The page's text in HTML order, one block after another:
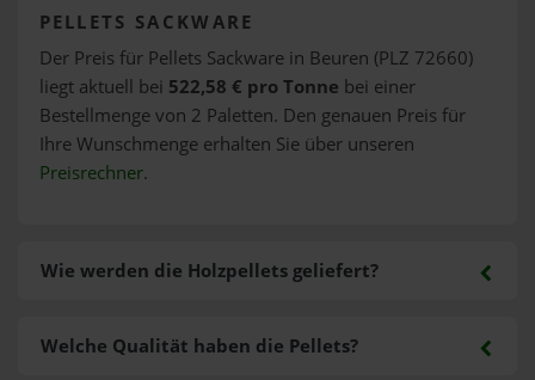
PELLETS SACKWARE
Der Preis für Pellets Sackware in Beuren (PLZ 72660)
liegt aktuell bei 522,58 € pro Tonne bei einer
Bestellmenge von 2 Paletten. Den genauen Preis für
Ihre Wunschmenge erhalten Sie über unseren
Preisrechner.
Wie werden die Holzpellets geliefert?
Welche Qualität haben die Pellets?